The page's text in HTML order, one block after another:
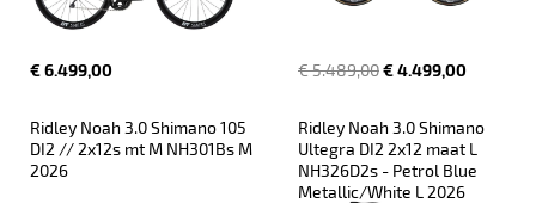
€ 6.499,00 € 5.489,00€ 4.499,00
Ridley Noah 3.0 Shimano 105
DI2 // 2x12s mt M NH301Bs M
2026
Ridley Noah 3.0 Shimano
Ultegra DI2 2x12 maat L
NH326D2s - Petrol Blue
Metallic/White L 2026